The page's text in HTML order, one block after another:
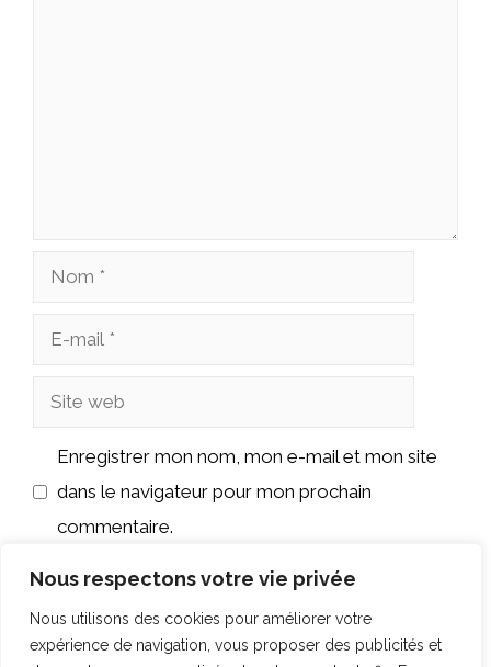
Nous respectons votre vie privée
Nous utilisons des cookies pour améliorer votre
expérience de navigation, vous proposer des publicités et
Nom
Site
Enregistrer mon nom, mon e-mail et mon site
dans le navigateur pour mon prochain
commentaire.